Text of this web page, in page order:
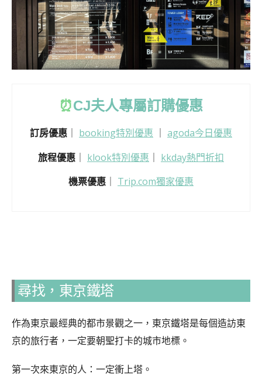
⏰CJ夫人專屬訂購優惠
訂房優惠 booking特別優惠
agoda今日優惠
旅程優惠
klook特別優惠
kkday熱門折扣
機票優惠
Trip.com獨家優惠
尋找，東京鐵塔
作為東京最經典的都市景觀之一，東京鐵塔是每個造訪東
京的旅行者，一定要朝聖打卡的城市地標。
第一次來東京的人：一定衝上塔。